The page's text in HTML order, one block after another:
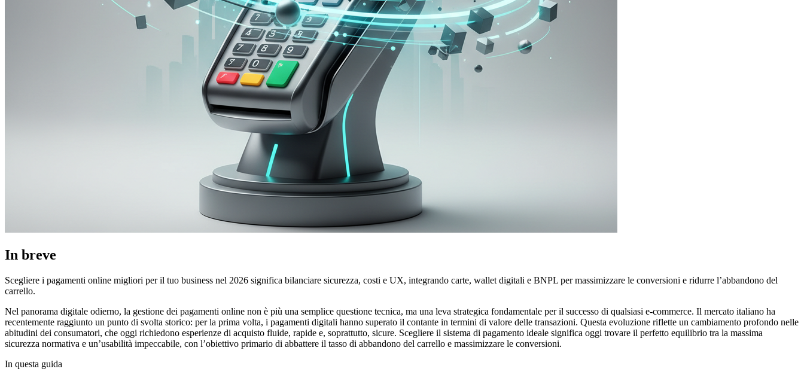
In breve
Scegliere i pagamenti online migliori per il tuo business nel 2026 significa bilanciare sicurezza, costi e UX, integrando carte, wallet digitali e BNPL per massimizzare le conversioni e ridurre l’abbandono del
carrello.
Nel panorama digitale odierno, la gestione dei pagamenti online non è più una semplice questione tecnica, ma una leva strategica fondamentale per il successo di qualsiasi e-commerce. Il mercato italiano ha
recentemente raggiunto un punto di svolta storico: per la prima volta, i pagamenti digitali hanno superato il contante in termini di valore delle transazioni. Questa evoluzione riflette un cambiamento profondo nelle
abitudini dei consumatori, che oggi richiedono esperienze di acquisto fluide, rapide e, soprattutto, sicure. Scegliere il sistema di pagamento ideale significa oggi trovare il perfetto equilibrio tra la massima
sicurezza normativa e un’usabilità impeccabile, con l’obiettivo primario di abbattere il tasso di abbandono del carrello e massimizzare le conversioni.
In questa guida